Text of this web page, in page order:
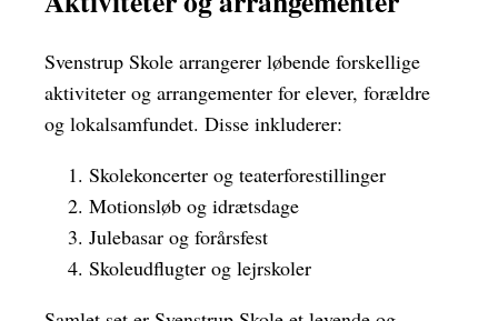
Svenstrup Skole arrangerer løbende forskellige
aktiviteter og arrangementer for elever, forældre
og lokalsamfundet. Disse inkluderer:
Skolekoncerter og teaterforestillinger
Motionsløb og idrætsdage
Julebasar og forårsfest
Skoleudflugter og lejrskoler